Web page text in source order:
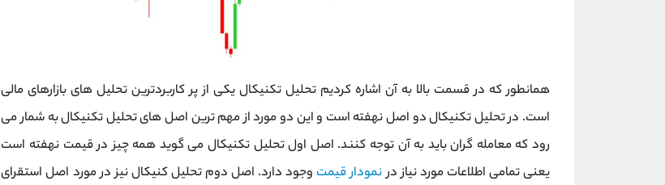
همانطور که در قسمت بالا به آن اشاره کردیم تحلیل تکنیکال یکی از پر کاربردترین تحلیل های بازارهای مالی
است. در تحلیل تکنیکال دو اصل نهفته است و این دو مورد از مهم ترین اصل های تحلیل تکنیکال به شمار می
رود که معامله گران باید به آن توجه کنند. اصل اول تحلیل تکنیکال می ‌گوید همه چیز در قیمت نهفته است
یعنی تمامی اطلاعات مورد نیاز درنمودار قیمت وجود دارد. اصل دوم تحلیل کنیکال نیز در مورد اصل استقرای